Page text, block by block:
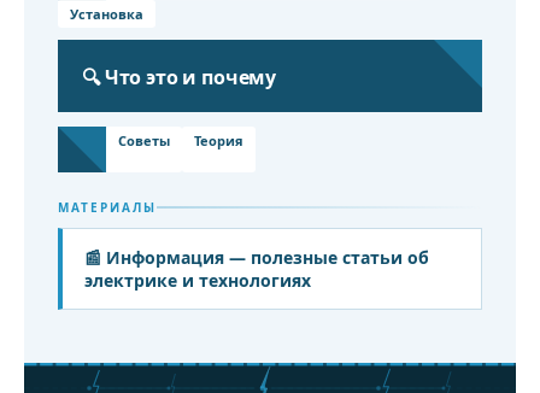
Установка
🔍 Что это и почему
Советы Теория
МАТЕРИАЛЫ
📰 Информация — полезные статьи об
электрике и технологиях